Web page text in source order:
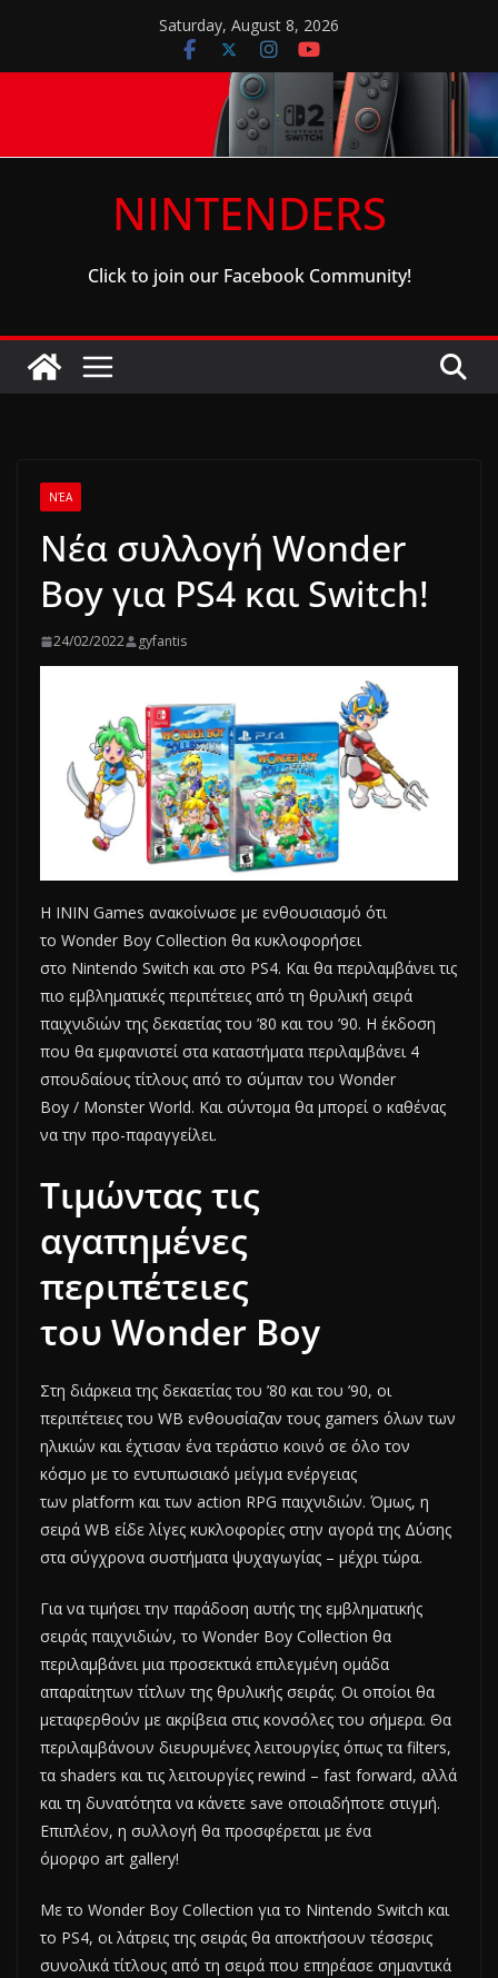
content
Saturday, August 8, 2026
NINTENDERS
Click to join our Facebook Community!
ΝΈΑ
Νέα συλλογή Wonder
Boy για PS4 και Switch!
24/02/2022 gyfantis
Η ININ Games ανακοίνωσε με ενθουσιασμό ότι
το Wonder Boy Collection θα κυκλοφορήσει
στο Nintendo Switch και στο PS4. Και θα περιλαμβάνει τις
πιο εμβληματικές περιπέτειες από τη θρυλική σειρά
παιχνιδιών της δεκαετίας του ’80 και του ’90. Η έκδοση
που θα εμφανιστεί στα καταστήματα περιλαμβάνει 4
σπουδαίους τίτλους από το σύμπαν του Wonder
Boy / Monster World. Και σύντομα θα μπορεί ο καθένας
να την προ-παραγγείλει.
Τιμώντας τις
αγαπημένες
περιπέτειες
του Wonder Boy
Στη διάρκεια της δεκαετίας του ’80 και του ’90, οι
περιπέτειες του WB ενθουσίαζαν τους gamers όλων των
ηλικιών και έχτισαν ένα τεράστιο κοινό σε όλο τον
κόσμο με το εντυπωσιακό μείγμα ενέργειας
των platform και των action RPG παιχνιδιών. Όμως, η
σειρά WB είδε λίγες κυκλοφορίες στην αγορά της Δύσης
στα σύγχρονα συστήματα ψυχαγωγίας – μέχρι τώρα.
Για να τιμήσει την παράδοση αυτής της εμβληματικής
σειράς παιχνιδιών, το Wonder Boy Collection θα
περιλαμβάνει μια προσεκτικά επιλεγμένη ομάδα
απαραίτητων τίτλων της θρυλικής σειράς. Οι οποίοι θα
μεταφερθούν με ακρίβεια στις κονσόλες του σήμερα. Θα
περιλαμβάνουν διευρυμένες λειτουργίες όπως τα filters,
τα shaders και τις λειτουργίες rewind – fast forward, αλλά
και τη δυνατότητα να κάνετε save οποιαδήποτε στιγμή.
Επιπλέον, η συλλογή θα προσφέρεται με ένα
όμορφο art gallery!
Με το Wonder Boy Collection για το Nintendo Switch και
το PS4, οι λάτρεις της σειράς θα αποκτήσουν τέσσερις
συνολικά τίτλους από τη σειρά που επηρέασε σημαντικά